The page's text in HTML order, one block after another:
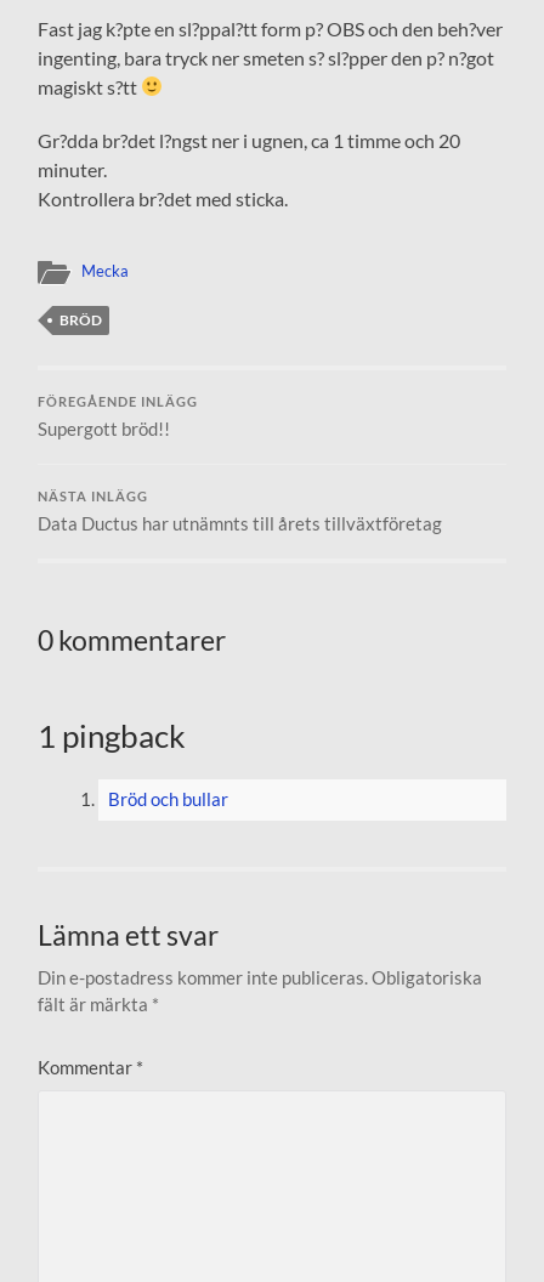
Fast jag k?pte en sl?ppal?tt form p? OBS och den beh?ver
ingenting, bara tryck ner smeten s? sl?pper den p? n?got
magiskt s?tt
Gr?dda br?det l?ngst ner i ugnen, ca 1 timme och 20
minuter.
Kontrollera br?det med sticka.
Mecka
BRÖD
FÖREGÅENDE INLÄGG
Supergott bröd!!
NÄSTA INLÄGG
Data Ductus har utnämnts till årets tillväxtföretag
0 kommentarer
1 pingback
Bröd och bullar
Lämna ett svar
Din e-postadress kommer inte publiceras.Obligatoriska
fält är märkta *
Kommentar *